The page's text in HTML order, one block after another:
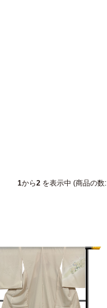
1から2 を表示中 (商品の数: